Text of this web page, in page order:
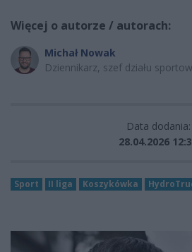
Więcej o autorze / autorach:
Michał Nowak
Dziennikarz, szef działu
Data dodania:
28.04.2026
Sport II liga Koszykówka